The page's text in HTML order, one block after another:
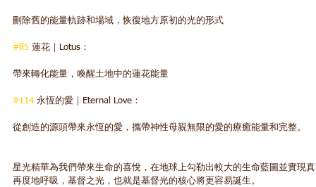
刪除舊的能量軌跡和場域，恢復地方原初的光的形式
#85 蓮花｜Lotus：
帶來轉化能量，喚醒土地中的蓮花能量
#114 永恆的愛｜Eternal Love：
從創造的源頭帶來永恆的愛，攜帶神性母親無限的愛的療癒能量和完整。
星光精華為我們帶來生命的喜悅，在地球上勾勒出較大的生命藍圖並實現
再度地呼吸，基督之光，也就是基督光的核心將更容易誕生。